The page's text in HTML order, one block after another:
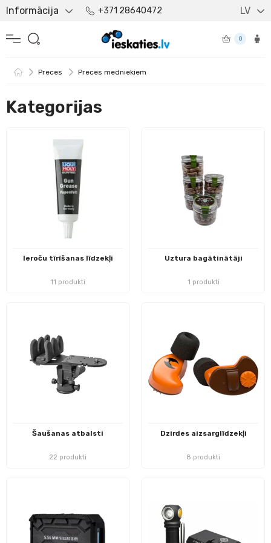
Informācija +371 28640472 LV
0
Preces Preces medniekiem
Kategorijas
Ieroču tīrīšanas līdzekļi
11 produkti
Uztura bagātinātāji
1 produkti
Šaušanas atbalsti
22 produkti
Dzirdes aizsarglīdzekļi
8 produkti